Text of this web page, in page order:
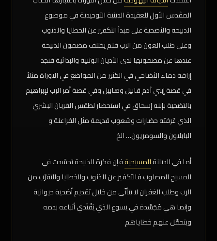
المقَدس الأول للعقيدة الدينية التوحيدية في موضوع
الذبيحة والأضحية على مبدأ التكفير عن الخطايا والذنوب
وعلى طلب العون من الرب فلم يختلف مضمون الذبيحة
عندها عن مضمونها لدى الأديان الوثنية والبدائية فنجد
إراقة دماء الأضاحي في الكثير من المواضع في التوراة مثلاً
في قصة إبني آدم قابيل وهابيل وفي قصة أمر الرب لإبراهيم
بالتضحية بإبنه إسحاق في استحضار لطقس القربان البشري
الذي عَرفته حضارات وشعوب قديمة مثل الفراعنة و
البابليون والسومريون… الخ
أما في الديانةالمسيحيةفإن فكرة الذبيحة تجسَّدت في
المسيح المصلوب فالتكفير عن الذنوب والخطايا والتقرّب من
الرب وطلب الغفران لا يتأتّى من خلال تقديم أضحية حيوانية
وإنما هي مُجَسَّدة في يسوع الذي يَفْتَدي أتباعه بدمه
ويتحمَّل عنهم خطاياهم